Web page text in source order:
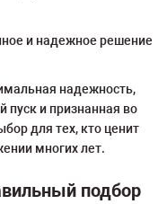
и надежное решение
надежность,
пуск и признанная во
для тех, кто ценит
многих лет.
подбор